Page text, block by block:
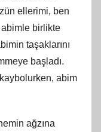
ellerimi, ben
abimle birlikte
taşaklarını
başladı.
abim
ağzına